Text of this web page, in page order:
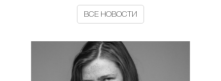
ДЕТИ
НОВОСТИ
ВСЕ НОВОСТИ